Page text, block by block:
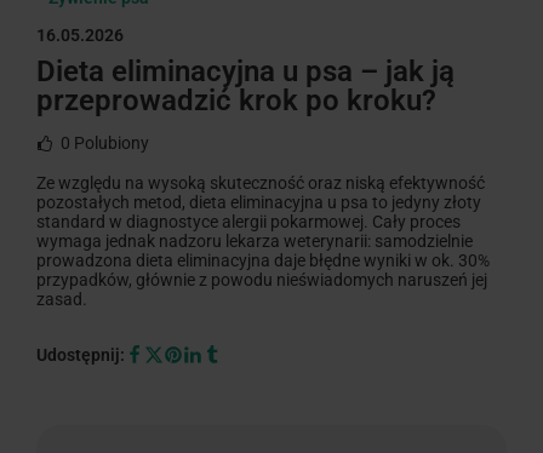
16.05.2026
Dieta eliminacyjna u psa – jak ją
przeprowadzić krok po kroku?
0 Polubiony
Ze względu na wysoką skuteczność oraz niską efektywność
pozostałych metod, dieta eliminacyjna u psa to jedyny złoty
standard w diagnostyce alergii pokarmowej. Cały proces
wymaga jednak nadzoru lekarza weterynarii: samodzielnie
prowadzona dieta eliminacyjna daje błędne wyniki w ok. 30%
przypadków, głównie z powodu nieświadomych naruszeń jej
zasad.
Udostępnij: